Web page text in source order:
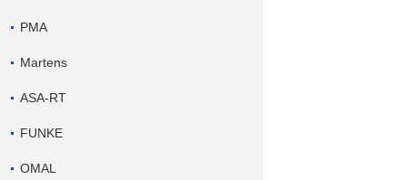
PMA
Martens
ASA-RT
FUNKE
OMAL